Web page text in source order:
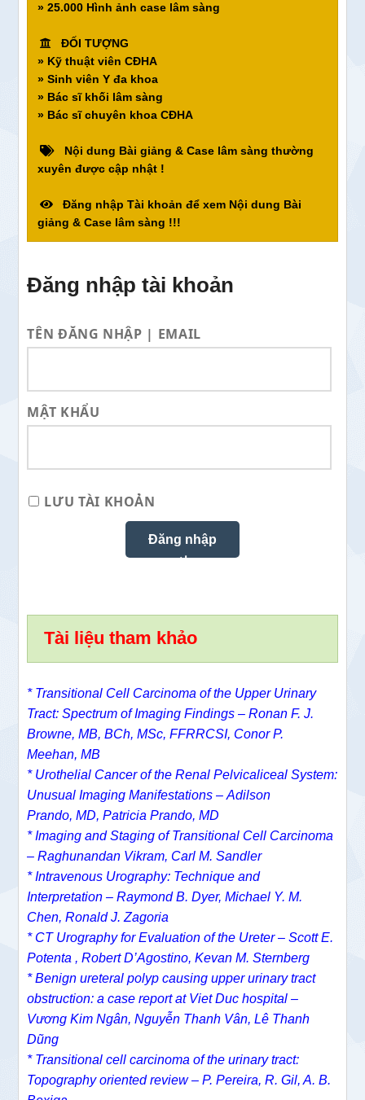
» 25.000 Hình ảnh case lâm sàng
ĐỐI TƯỢNG
» Kỹ thuật viên CĐHA
» Sinh viên Y đa khoa
» Bác sĩ khối lâm sàng
» Bác sĩ chuyên khoa CĐHA
Nội dung Bài giảng & Case lâm sàng thường
xuyên được cập nhật !
Đăng nhập Tài khoản để xem Nội dung Bài
giảng & Case lâm sàng !!!
Đăng nhập tài khoản
TÊN ĐĂNG NHẬP | EMAIL
MẬT KHẨU
LƯU TÀI KHOẢN
Tài liệu tham khảo
* Transitional Cell Carcinoma of the Upper Urinary
Tract: Spectrum of Imaging Findings –Ronan F. J.
Browne, MB, BCh, MSc, FFRRCSI, Conor P.
Meehan, MB
* Urothelial Cancer of the Renal Pelvicaliceal System:
Unusual Imaging Manifestations –Adilson
Prando, MD,Patricia Prando, MD
*Imaging and Staging of Transitional Cell Carcinoma
–Raghunandan Vikram, Carl M. Sandler
* Intravenous Urography: Technique and
Interpretation – Raymond B. Dyer, Michael Y. M.
Chen, Ronald J. Zagoria
* CT Urography for Evaluation of the Ureter – Scott E.
Potenta , Robert D’Agostino, Kevan M. Sternberg
* Benign ureteral polyp causing upper urinary tract
obstruction: a case report at Viet Duc hospital –
Vương Kim Ngân, Nguyễn Thanh Vân, Lê Thanh
Dũng
* Transitional cell carcinoma of the urinary tract:
Topography oriented review – P. Pereira, R. Gil, A. B.